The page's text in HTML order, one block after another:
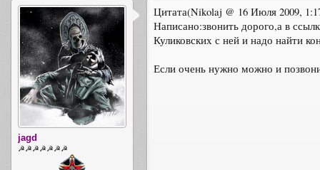
jagd
☭☭☭☭☭☭☭
Цитата(Nikolaj @ 16 Июля 2009,
Написано:звонить дорого,а в
Куликовских с ней и надо найти
Если очень нужно можно и